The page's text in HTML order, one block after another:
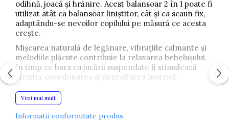
odihnă, joacă și hrănire. Acest balansoar 2 în 1 poate fi
utilizat atât ca balansoar liniștitor, cât și ca scaun fix,
adaptându-se nevoilor copilului pe măsură ce acesta
crește.
Mișcarea naturală de legănare, vibrațiile calmante și
melodiile plăcute contribuie la relaxarea bebelușului,
în timp ce bara cu jucării suspendate îi stimulează
atenția, coordonarea și dezvoltarea motrică.
Datorită spătarului reglabil în două poziții și tăviței
pliabile pentru hrănire, balansoarul poate fi utilizat
atât pentru momentele de odihnă, cât și pentru
primele mese sau activități zilnice.
Vezi mai mult
Informatii conformitate produs